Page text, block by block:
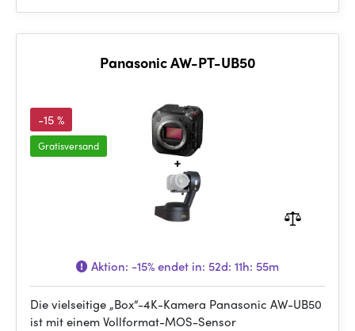
Panasonic AW-PT-UB50
-15 %
Gratisversand
Aktion: -15%endet in: 52d: 11h: 55m
Die vielseitige „Box“-4K-Kamera Panasonic AW-UB50
ist mit einem Vollformat-MOS-Sensor